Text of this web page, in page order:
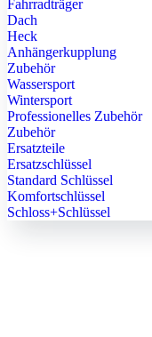
Fahrradträger
Dach
Heck
Anhängerkupplung
Zubehör
Wassersport
Wintersport
Professionelles Zubehör
Zubehör
Ersatzteile
Ersatzschlüssel
Standard Schlüssel
Komfortschlüssel
Schloss+Schlüssel